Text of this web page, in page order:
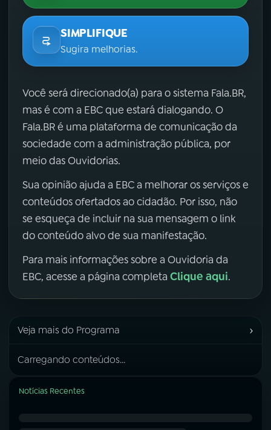
SIMPLIFIQUE
Sugira melhorias.
Você será direcionado(a) para o sistema Fala.BR,
mas é com a EBC que estará dialogando. O
Fala.BR é uma plataforma de comunicação da
sociedade com a administração pública, por
meio das Ouvidorias.
Sua opinião ajuda a EBC a melhorar os serviços e
conteúdos ofertados ao cidadão. Por isso, não
se esqueça de incluir na sua mensagem o link
do conteúdo alvo de sua manifestação.
Para mais informações sobre a Ouvidoria da
EBC, acesse a página completa Clique aqui.
Veja mais do Programa ›
Carregando conteúdos...
Notícias Recentes